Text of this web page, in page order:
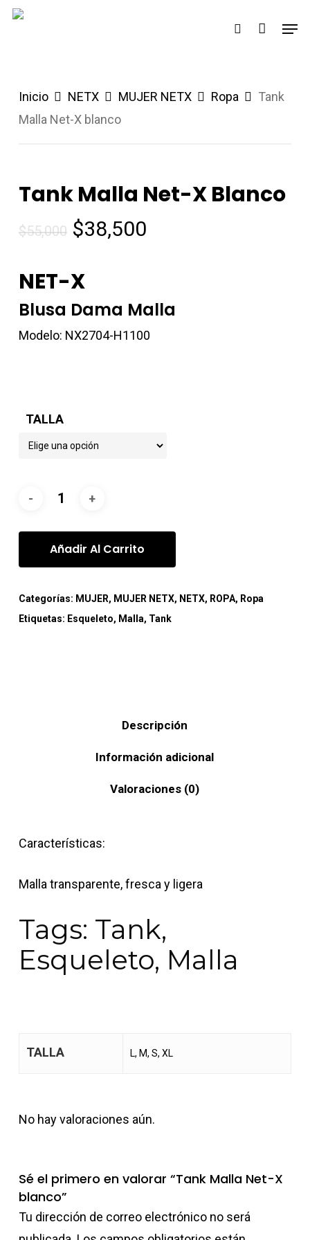
Skip
search
Inicio NETX MUJER NETX Ropa
Tank
Malla Net-X blanco
Tank Malla Net-X Blanco
$55,000 $38,500
NET-X
Blusa Dama Malla
Modelo: NX2704-H1100
TALLA
Añadir Al Carrito
Categorías: MUJER, MUJER NETX, NETX, ROPA, Ropa
Etiquetas: Esqueleto, Malla, Tank
Descripción
Información adicional
Valoraciones (0)
Características:
Malla transparente, fresca y ligera
Tags: Tank,
Esqueleto, Malla
TALLA L, M, S, XL
No hay valoraciones aún.
Sé el primero en valorar “Tank Malla Net-X
blanco”
Tu dirección de correo electrónico no será